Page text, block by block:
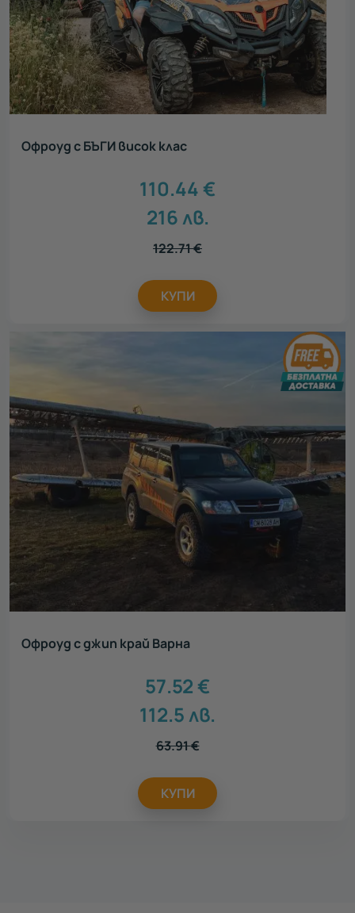
Офроуд с БЪГИ висок клас
110.44€
216лв.
122.71€
КУПИ
Офроуд с джип край Варна
57.52€
112.5лв.
63.91€
КУПИ